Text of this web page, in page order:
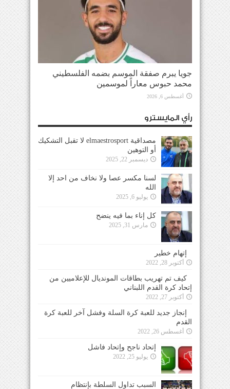
جويا يبرم صفقة الموسم بضمه الفلسطيني
محمد حبوس معاراً لموسمين
أغسطس 6, 2026
رأي المايسترو
مصداقية elmaestrosport لا تقبل التشكيك
أو التوهين
ديسمبر 22, 2025
لسنا مكسر عصا ولا نخاف من احد إلا
الله
يوليو 6, 2025
كل إناء بما فيه ينضح
مارس 31, 2025
إتهام خطير
أكتوبر 28, 2022
كيف تم تهريب بطاقات المونديال للإعلاميين من
إتحاد كرة القدم اللبناني
أكتوبر 27, 2022
إنجاز جديد للعبة كرة السلة وفشل آخر للعبة كرة
القدم
أغسطس 26, 2022
إتحاد ناجح وإتحاد فاشل
يوليو 25, 2022
السبب تداول السلطة بإنتظام